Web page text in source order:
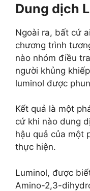
Dung dịch
Ngoài ra, bất cứ
chương trình
nào nhóm điều
người khủng
luminol được
Kết quả là một
cứ khi nào dung
hậu quả của một
thực hiện.
Luminol, được
Amino-2,3-